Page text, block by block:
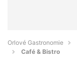
Orlové Gastronomie
Café & Bistro